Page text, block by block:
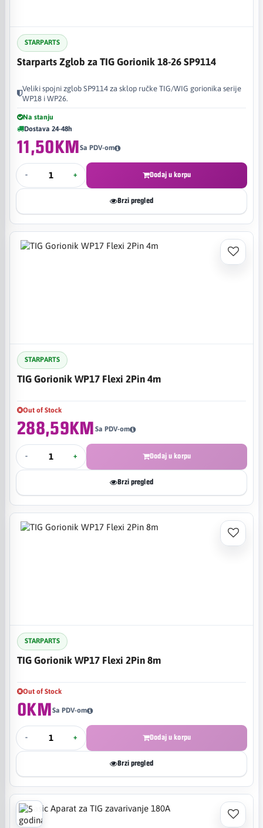
STARPARTS
Starparts Zglob za TIG Gorionik 18-26 SP9114
Veliki spojni zglob SP9114 za sklop ručke TIG/WIG gorionika serije
WP18 i WP26.
Na stanju
Dostava 24-48h
11,50KMSa PDV-om
- + Dodaj u korpu
Brzi pregled
STARPARTS
TIG Gorionik WP17 Flexi 2Pin 4m
Out of Stock
288,59KM Sa PDV-om
- + Dodaj u korpu
Brzi pregled
STARPARTS
TIG Gorionik WP17 Flexi 2Pin 8m
Out of Stock
0KMSa PDV-om
- + Dodaj u korpu
Brzi pregled